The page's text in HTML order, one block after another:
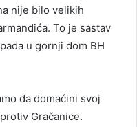
nije bilo velikih
To je sastav
u gornji dom BH
da domaćini svoj
Gračanice.